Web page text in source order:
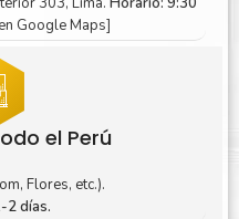
Google Maps]
el Perú
Flores, etc.).
2 días.